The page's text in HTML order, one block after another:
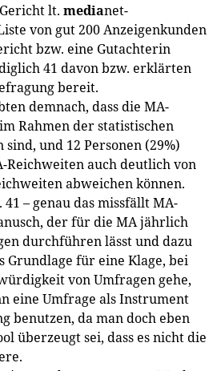
lt. medianet-
von gut 200 Anzeigenkunden
bzw. eine Gutachterin
41 davon bzw. erklärten
bereit.
demnach, dass die MA-
Rahmen der statistischen
und 12 Personen (29%)
Reichweiten auch deutlich von
abweichen können.
– genau das missfällt MA-
der für die MA jährlich
durchführen lässt und dazu
Grundlage für eine Klage, bei
von Umfragen gehe,
eine Umfrage als Instrument
benutzen, da man doch eben
überzeugt sei, dass es nicht die